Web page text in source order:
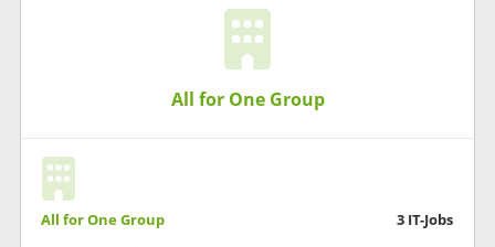
All for One Group
All for One Group 3 IT-Jobs